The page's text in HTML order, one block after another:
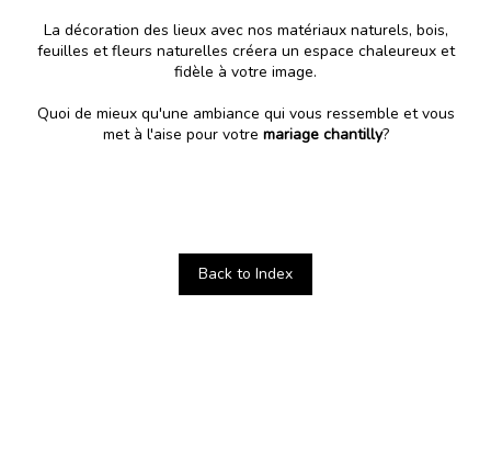
La décoration des lieux avec nos matériaux naturels, bois,
feuilles et fleurs naturelles créera un espace chaleureux et
fidèle à votre image.
Quoi de mieux qu'une ambiance qui vous ressemble et vous
met à l'aise pour votre mariage chantilly?
Back to Index